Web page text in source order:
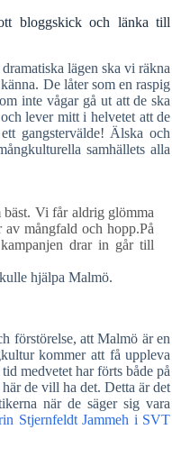
bloggskick och länka till
lägen ska vi räkna
De låter som en raspig
inte vågar gå ut att de ska
lever mitt i helvetet att de
gangstervälde! Älska och
samhällets alla
bäst. Vi får aldrig glömma
mångfald och hopp.På
drar in går till
hjälpa Malmö.
förstörelse, att Malmö är en
kommer att få uppleva
medvetet har förts både på
de vill ha det. Detta är det
när de säger sig vara
Stjernfeldt Jammeh i SVT